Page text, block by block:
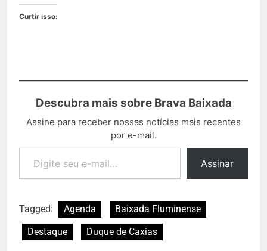
Curtir isso:
Descubra mais sobre Brava Baixada
Assine para receber nossas notícias mais recentes
por e-mail.
Assinar
Tagged: Agenda
Baixada Fluminense
Destaque
Duque de Caxias